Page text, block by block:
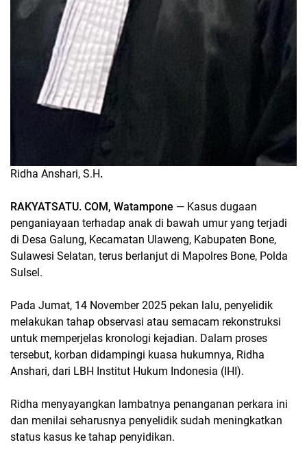
Ridha Anshari, S.H.
RAKYATSATU. COM, Watampone — Kasus dugaan
penganiayaan terhadap anak di bawah umur yang terjadi
di Desa Galung, Kecamatan Ulaweng, Kabupaten Bone,
Sulawesi Selatan, terus berlanjut di Mapolres Bone, Polda
Sulsel.
Pada Jumat, 14 November 2025 pekan lalu, penyelidik
melakukan tahap observasi atau semacam rekonstruksi
untuk memperjelas kronologi kejadian. Dalam proses
tersebut, korban didampingi kuasa hukumnya, Ridha
Anshari, dari LBH Institut Hukum Indonesia (IHI).
Ridha menyayangkan lambatnya penanganan perkara ini
dan menilai seharusnya penyelidik sudah meningkatkan
status kasus ke tahap penyidikan.